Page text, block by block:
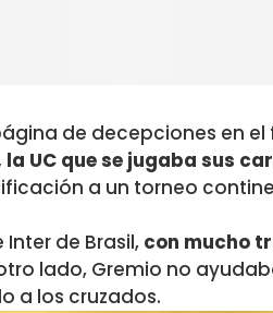
de decepciones en
UC que se jugaba sus
a un torneo
de Brasil, con mucho
lado, Gremio no
a los cruzados.